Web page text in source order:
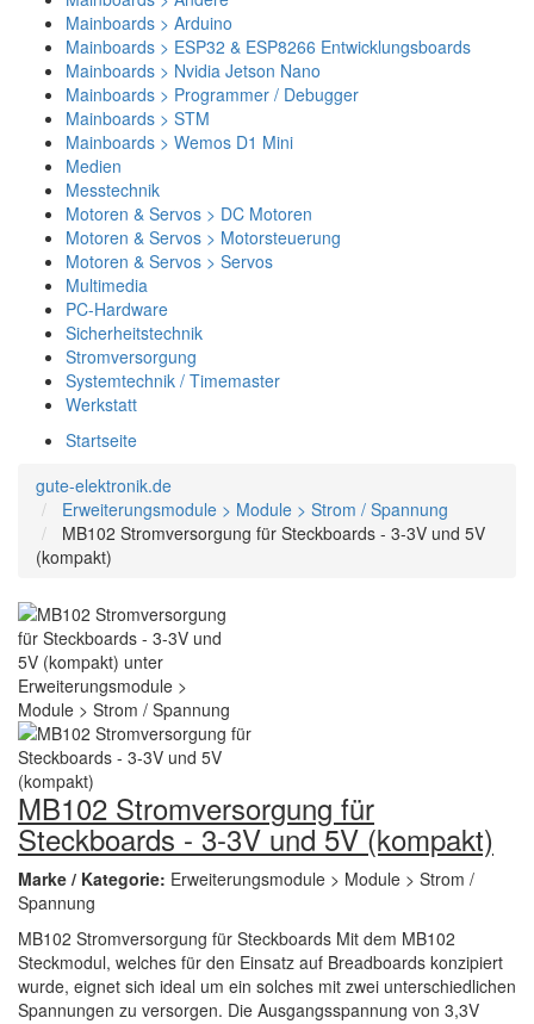
Mainboards > Arduino
Mainboards > ESP32 & ESP8266 Entwicklungsboards
Mainboards > Nvidia Jetson Nano
Mainboards > Programmer / Debugger
Mainboards > STM
Mainboards > Wemos D1 Mini
Medien
Messtechnik
Motoren & Servos > DC Motoren
Motoren & Servos > Motorsteuerung
Motoren & Servos > Servos
Multimedia
PC-Hardware
Sicherheitstechnik
Stromversorgung
Systemtechnik / Timemaster
Werkstatt
Startseite
gute-elektronik.de
Erweiterungsmodule > Module > Strom / Spannung
MB102 Stromversorgung für Steckboards - 3-3V und 5V
(kompakt)
MB102 Stromversorgung für
Steckboards - 3-3V und 5V (kompakt)
Marke / Kategorie: Erweiterungsmodule > Module > Strom /
Spannung
MB102 Stromversorgung für Steckboards Mit dem MB102
Steckmodul, welches für den Einsatz auf Breadboards konzipiert
wurde, eignet sich ideal um ein solches mit zwei unterschiedlichen
Spannungen zu versorgen. Die Ausgangsspannung von 3,3V